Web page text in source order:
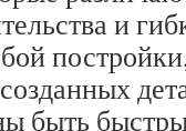
и
быть